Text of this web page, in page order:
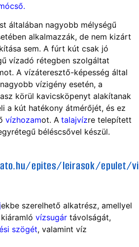
általában nagyobb mélységű
alkalmazzák, de nem kizárt
sem. A fúrt kút csak jó
vízadó rétegben szolgáltat
A vízáteresztő-képesség által
vízigény esetén, a
körül kavicsköpenyt alakítanak
a kút hatékony átmérőjét, és ez
vízhozamot. A talajvízre telepített
béléscsővel készül.
epites/leirasok/epulet/
ekbe szerelhető alkatrész, amellyel
vízsugár távolságát,
szögét, valamint víz